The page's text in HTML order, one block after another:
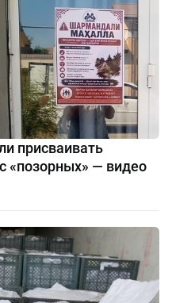
присваивать
«позорных» — видео